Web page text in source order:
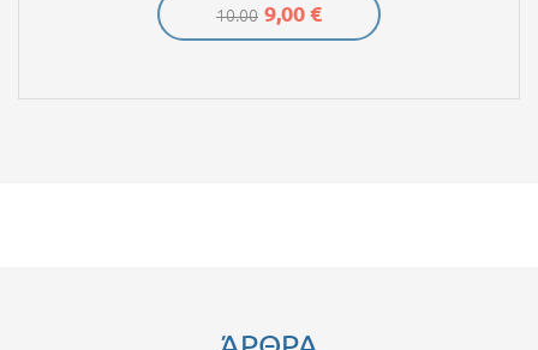
10.00 9,00 €